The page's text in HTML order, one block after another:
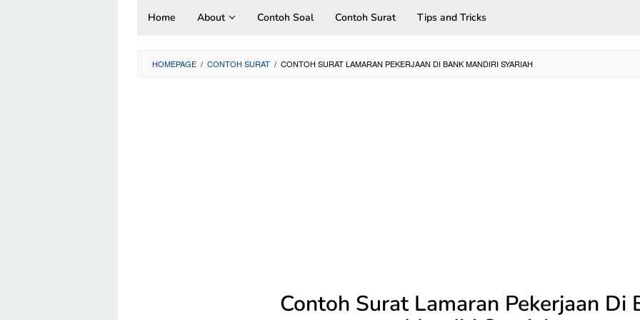
Home About Contoh Soal Contoh Surat Tips and Tricks
HOMEPAGE / CONTOH SURAT / CONTOH SURAT LAMARAN PEKERJAAN DI BANK MANDIRI SYARIAH
Contoh Surat Lamaran Pekerjaan Di